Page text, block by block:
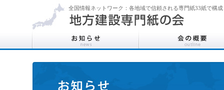
全国情報ネットワーク：各地域で信頼される専門紙33紙で構成